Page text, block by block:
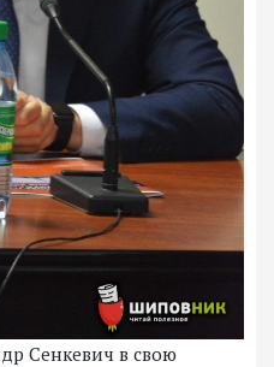
Сенкевич в свою